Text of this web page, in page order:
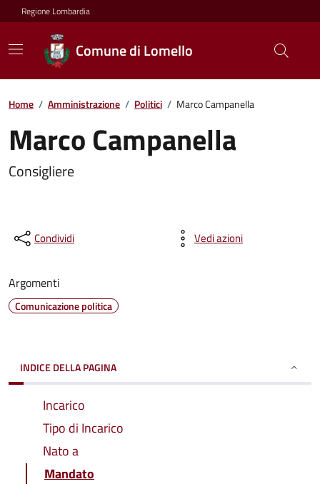
Regione Lombardia
Comune di Lomello
Home / Amministrazione / Politici / Marco Campanella
Marco Campanella
Consigliere
Condividi Vedi azioni
Argomenti
Comunicazione politica
INDICE DELLA PAGINA
Incarico
Tipo di Incarico
Nato a
Mandato